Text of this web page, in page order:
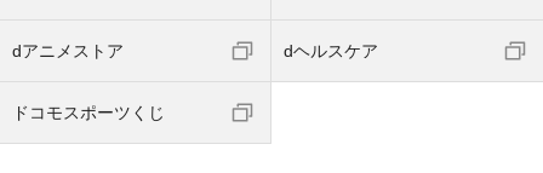
dアニメストア dヘルスケア
ドコモスポーツくじ